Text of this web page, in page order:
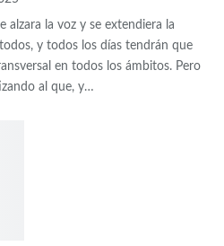
alzara la voz y se extendiera la
y todos los días tendrán que
en todos los ámbitos. Pero
al que, y…